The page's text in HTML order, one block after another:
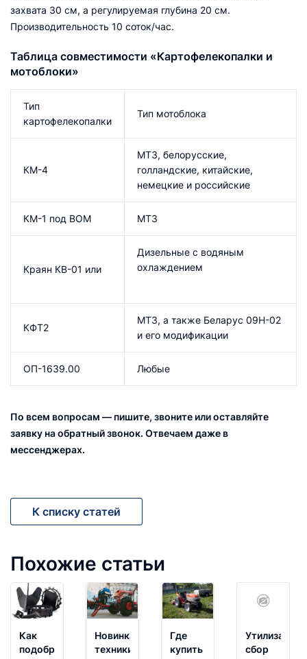
захвата 30 см, а регулируемая глубина 20 см.
Производительность 10 соток/час.
Таблица совместимости «Картофелекопалки и
мотоблоки»
Тип
картофелекопалки
Тип мотоблока
КМ-4
МТЗ, белорусские,
голландские, китайские,
немецкие и российские
КМ-1 под ВОМ МТЗ
Краян КВ-01 или
Дизельные с водяным
охлаждением
КФТ2
МТЗ, а также Беларус 09H-02
и его модификации
ОП-1639.00 Любые
По всем вопросам — пишите, звоните или оставляйте
заявку на обратный звонок. Отвечаем даже в
мессенджерах.
К списку статей
Похожие статьи
Как
подобрать
Новинка
техники:
Где
купить
сбор